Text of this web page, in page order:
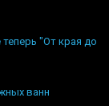
"От края до
ванн